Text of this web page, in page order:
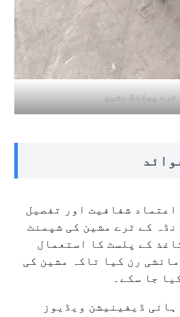
ٹرے پیکنگ مشین
شفافیت اور تفصیل
کے ٹرے مشین کی شپمنٹ
کے پلسٹ کا استعمال
رن کیا تاکہ مشین کی
جا سکے۔
ہائی ڈیفینیشن ویڈیوز